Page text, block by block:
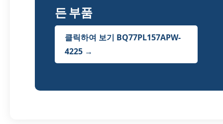
든 부품
클릭하여 보기 BQ77PL157APW-
4225 →